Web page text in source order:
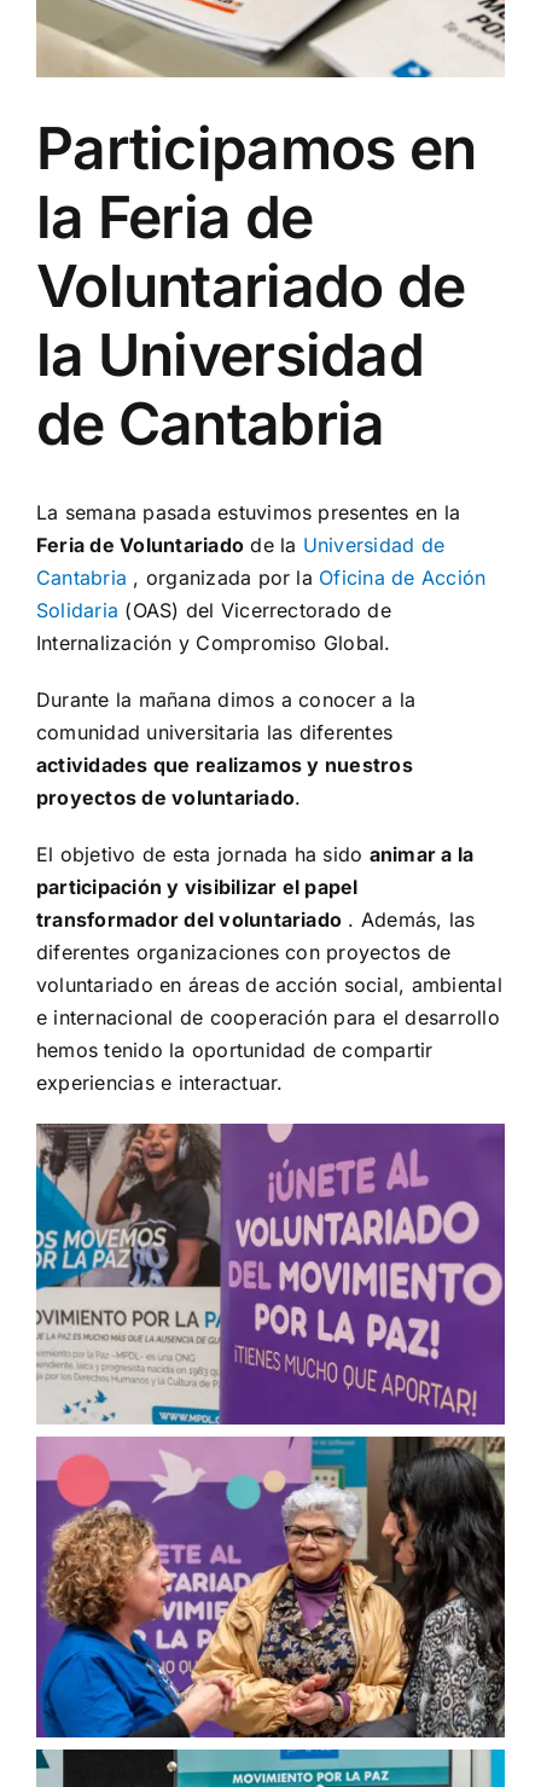
Participamos en
la Feria de
Voluntariado de
la Universidad
de Cantabria
La semana pasada estuvimos presentes en la
Feria de Voluntariado de la Universidad de
Cantabria , organizada por la Oficina de Acción
Solidaria (OAS) del Vicerrectorado de
Internalización y Compromiso Global.
Durante la mañana dimos a conocer a la
comunidad universitaria las diferentes
actividades que realizamos y nuestros
proyectos de voluntariado.
El objetivo de esta jornada ha sido animar a la
participación y visibilizar el papel
transformador del voluntariado . Además, las
diferentes organizaciones con proyectos de
voluntariado en áreas de acción social, ambiental
e internacional de cooperación para el desarrollo
hemos tenido la oportunidad de compartir
experiencias e interactuar.